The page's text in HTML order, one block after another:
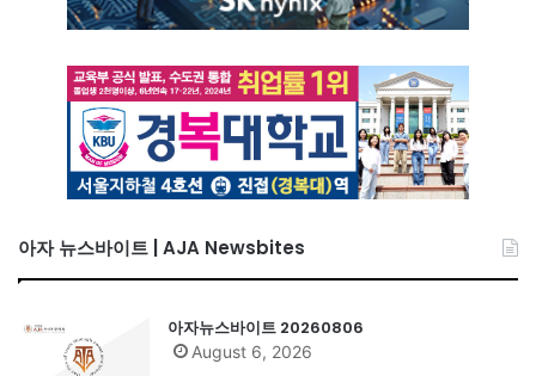
아자 뉴스바이트 | AJA Newsbites
아자뉴스바이트 20260806
August 6, 2026